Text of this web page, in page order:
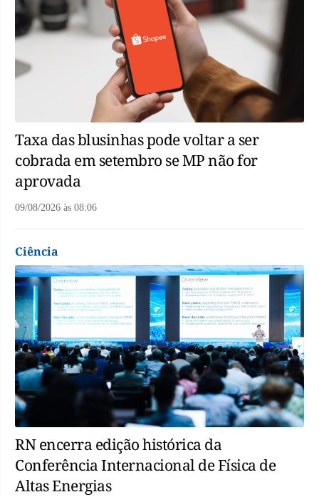
Taxa das blusinhas pode voltar a ser
cobrada em setembro se MP não for
aprovada
09/08/2026 às 08:06
Ciência
RN encerra edição histórica da
Conferência Internacional de Física de
Altas Energias